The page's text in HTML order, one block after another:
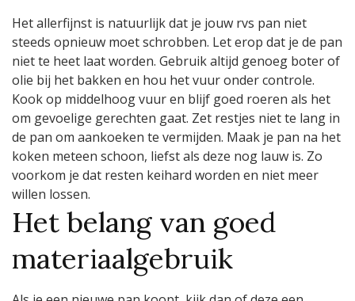
Het allerfijnst is natuurlijk dat je jouw rvs pan niet
steeds opnieuw moet schrobben. Let erop dat je de pan
niet te heet laat worden. Gebruik altijd genoeg boter of
olie bij het bakken en hou het vuur onder controle.
Kook op middelhoog vuur en blijf goed roeren als het
om gevoelige gerechten gaat. Zet restjes niet te lang in
de pan om aankoeken te vermijden. Maak je pan na het
koken meteen schoon, liefst als deze nog lauw is. Zo
voorkom je dat resten keihard worden en niet meer
willen lossen.
Het belang van goed
materiaalgebruik